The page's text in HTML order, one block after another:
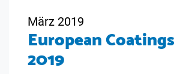
März 2019
European
2019